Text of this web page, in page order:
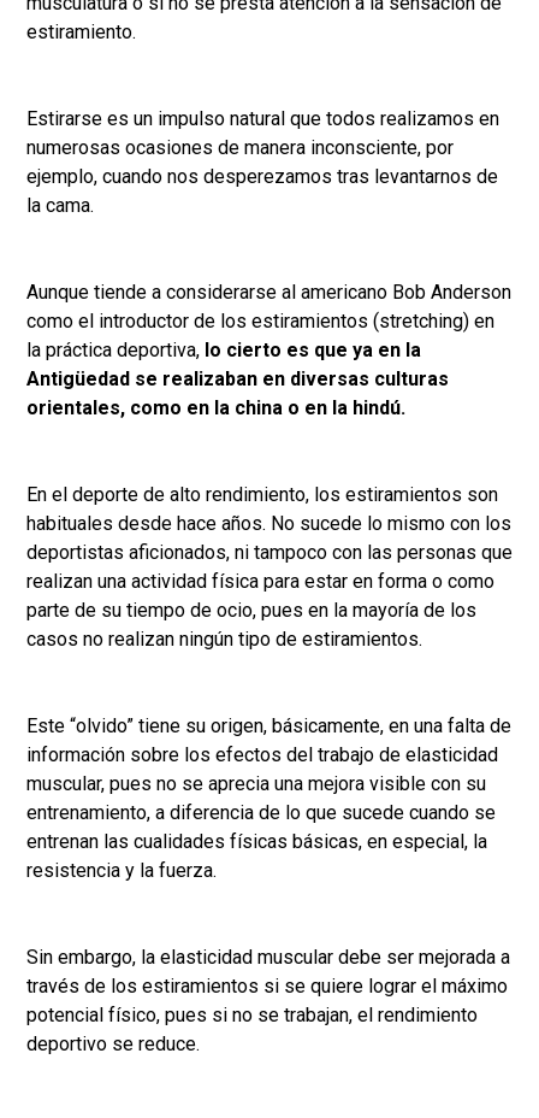
estiramiento.
Estirarse es un impulso natural que todos realizamos en
numerosas ocasiones de manera inconsciente, por
ejemplo, cuando nos desperezamos tras levantarnos de
la cama.
Aunque tiende a considerarse al americano Bob Anderson
como el introductor de los estiramientos (stretching) en
la práctica deportiva, lo cierto es que ya en la
Antigüedad se realizaban en diversas culturas
orientales, como en la china o en la hindú.
En el deporte de alto rendimiento, los estiramientos son
habituales desde hace años. No sucede lo mismo con los
deportistas aficionados, ni tampoco con las personas que
realizan una actividad física para estar en forma o como
parte de su tiempo de ocio, pues en la mayoría de los
casos no realizan ningún tipo de estiramientos.
Este “olvido” tiene su origen, básicamente, en una falta de
información sobre los efectos del trabajo de elasticidad
muscular, pues no se aprecia una mejora visible con su
entrenamiento, a diferencia de lo que sucede cuando se
entrenan las cualidades físicas básicas, en especial, la
resistencia y la fuerza.
Sin embargo, la elasticidad muscular debe ser mejorada a
través de los estiramientos si se quiere lograr el máximo
potencial físico, pues si no se trabajan, el rendimiento
deportivo se reduce.